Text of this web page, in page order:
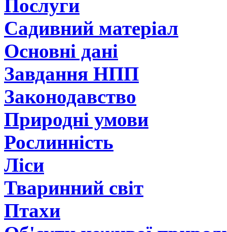
Послуги
Садивний матеріал
Основні дані
Завдання НПП
Законодавство
Природні умови
Рослинність
Ліси
Тваринний світ
Птахи